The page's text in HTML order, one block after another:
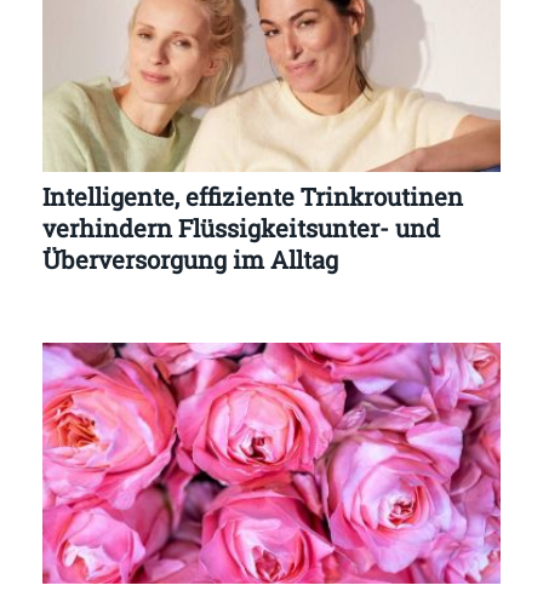
Intelligente, effiziente Trinkroutinen
verhindern Flüssigkeitsunter- und
Überversorgung im Alltag